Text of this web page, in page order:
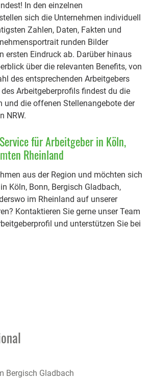
In den einzelnen
sich die Unternehmen individuell
Zahlen, Daten, Fakten und
runden Bilder
ersten Eindruck ab. Darüber hinaus
über die relevanten Benefits, von
des entsprechenden Arbeitgebers
Arbeitgeberprofils findest du die
und die offenen Stellenangebote der
NRW.
für Arbeitgeber in Köln,
Rheinland
aus der Region und möchten sich
Köln, Bonn, Bergisch Gladbach,
im Rheinland auf unserer
Kontaktieren Sie gerne unser Team
und unterstützen Sie bei
Bergisch Gladbach